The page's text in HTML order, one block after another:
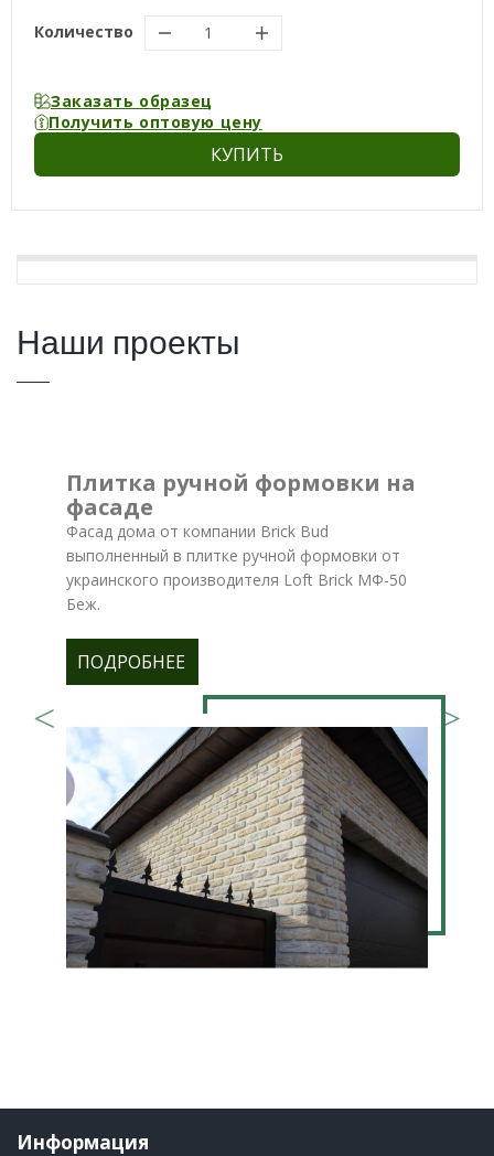
Количество
Заказать образец
Получить оптовую цену
КУПИТЬ
Наши проекты
Плитка ручной формовки на
фасаде
Фасад дома от компании Brick Bud
выполненный в плитке ручной формовки от
украинского производителя Loft Brick МФ-50
Беж.
ПОДРОБНЕЕ
Информация